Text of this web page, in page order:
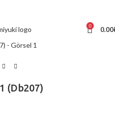
0 0.00
(Db207)